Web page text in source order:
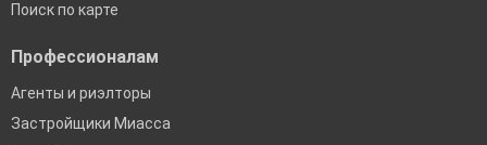
Поиск по карте
Профессионалам
Агенты и риэлторы
Застройщики Миасса